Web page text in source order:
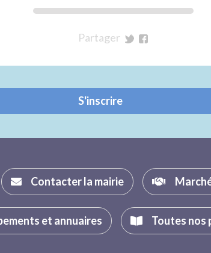
Partager
Twitter
Facebook
S'inscrire
Contacter la mairie
et annuaires Toutes nos